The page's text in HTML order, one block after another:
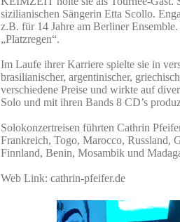
sizilianischen Sängerin Etta Scollo.
z.B. für 14 Jahre am Berliner
„Platzregen“.
Im Laufe ihrer Karriere spielte sie in
brasilianischer, argentinischer,
verschiedene Preise und wirkte auf
Solo und mit ihren Bands 8 CD’s
Solokonzertreisen führten Cathrin
Frankreich, Togo, Marocco, Russland,
Finnland, Benin, Mosambik und
Web Link: cathrin-pfeifer.de